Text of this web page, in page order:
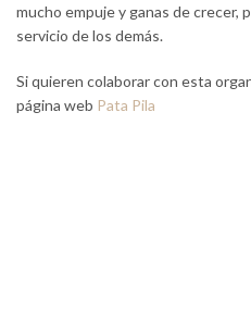
mucho empuje y ganas de crecer,
servicio de los demás.
Si quieren colaborar con esta
página web Pata Pila